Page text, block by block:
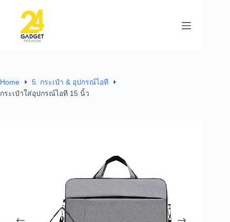
Home
5. กระเป๋า & อุปกรณ์ไอที
กระเป๋าใส่อุปกรณ์ไอที 15 นิ้ว